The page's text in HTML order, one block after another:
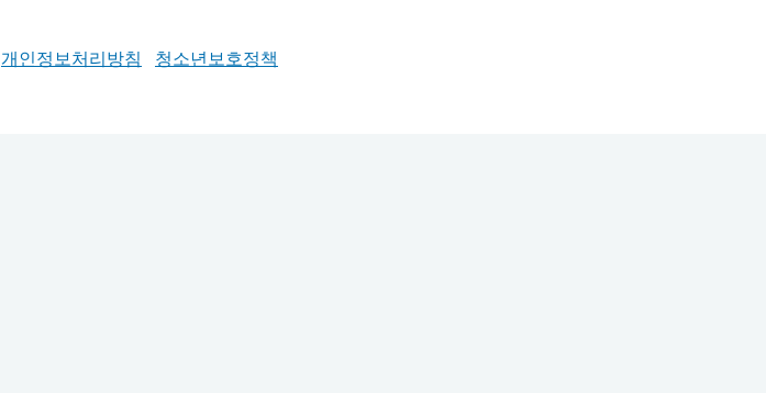
개인정보처리방침 청소년보호정책